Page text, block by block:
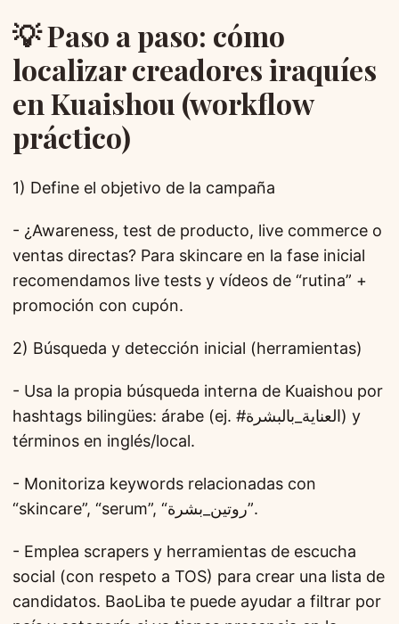
💡 Paso a paso: cómo
localizar creadores iraquíes
en Kuaishou (workflow
práctico)
1) Define el objetivo de la campaña
- ¿Awareness, test de producto, live commerce o
ventas directas? Para skincare en la fase inicial
recomendamos live tests y vídeos de “rutina” +
promoción con cupón.
2) Búsqueda y detección inicial (herramientas)
- Usa la propia búsqueda interna de Kuaishou por
hashtags bilingües: árabe (ej. #العناية_بالبشرة) y
términos en inglés/local.
- Monitoriza keywords relacionadas con
“skincare”, “serum”, “روتين_بشرة”.
- Emplea scrapers y herramientas de escucha
social (con respeto a TOS) para crear una lista de
candidatos. BaoLiba te puede ayudar a filtrar por